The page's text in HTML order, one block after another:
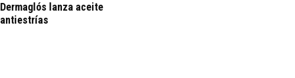
Dermaglós lanza aceite
antiestrías